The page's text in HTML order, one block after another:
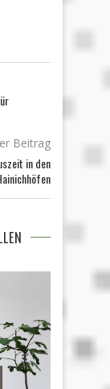
Beitrag
in den